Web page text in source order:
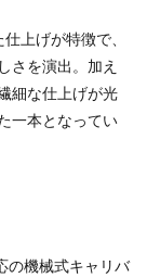
上げが特徴で、
さを演出。加え
細な仕上げが光
一本となってい
の機械式キャリバ